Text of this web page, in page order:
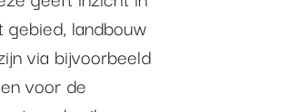
landbouw
via bijvoorbeeld
voor de